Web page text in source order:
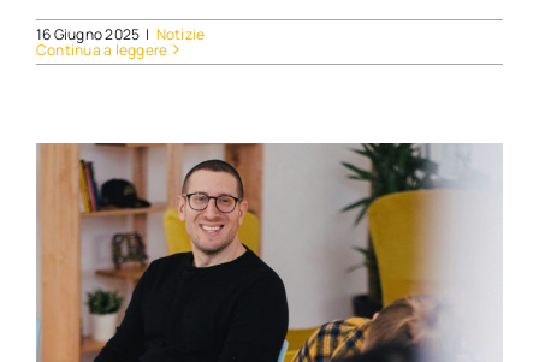
16 Giugno 2025 | Notizie
Continua a leggere